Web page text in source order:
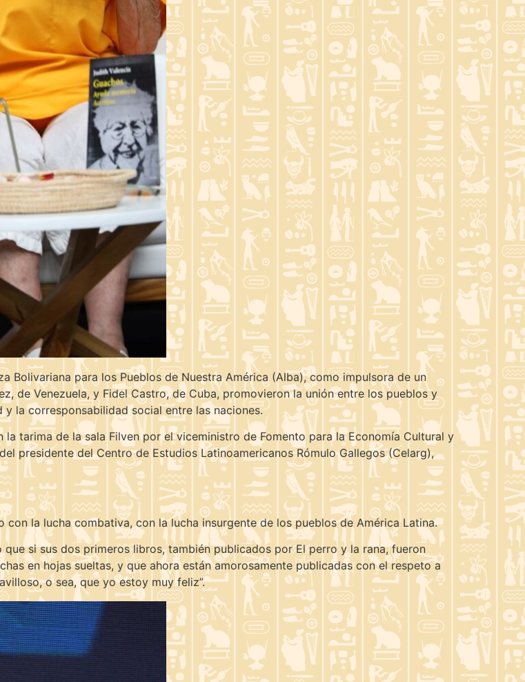
Bolivariana para los Pueblos de Nuestra América (Alba), como impulsora de un
de Venezuela, y Fidel Castro, de Cuba, promovieron la unión entre los pueblos y
la corresponsabilidad social entre las naciones.
tarima de la sala Filven por el viceministro de Fomento para la Economía Cultural y
presidente del Centro de Estudios Latinoamericanos Rómulo Gallegos (Celarg),
la lucha combativa, con la lucha insurgente de los pueblos de América Latina.
si sus dos primeros libros, también publicados por El perro y la rana, fueron
en hojas sueltas, y que ahora están amorosamente publicadas con el respeto a
o sea, que yo estoy muy feliz”.